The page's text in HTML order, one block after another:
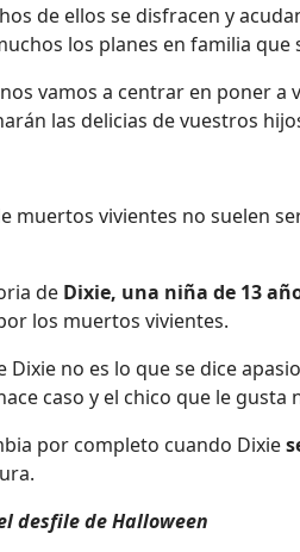
de ellos se disfracen y
los planes en familia que
vamos a centrar en poner
las delicias de vuestros
muertos vivientes no suelen
de Dixie, una niña de 13
los muertos vivientes.
Dixie no es lo que se dice
caso y el chico que le gusta
por completo cuando Dixie
desfile de Halloween